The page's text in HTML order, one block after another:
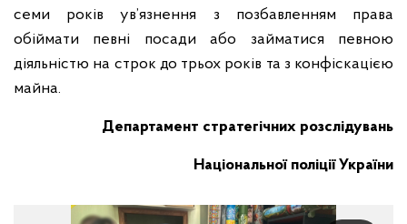
семи років ув’язнення з позбавленням права
обіймати певні посади або займатися певною
діяльністю на строк до трьох років та з конфіскацією
майна.
Департамент стратегічних розслідувань
Національної поліції України